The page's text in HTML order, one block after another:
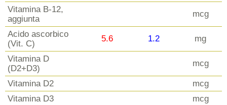
Vitamina B-12,
aggiunta
mcg
Acido ascorbico
(Vit. C)
5.6 1.2 mg
Vitamina D
(D2+D3)
mcg
Vitamina D2
mcg
Vitamina D3
mcg